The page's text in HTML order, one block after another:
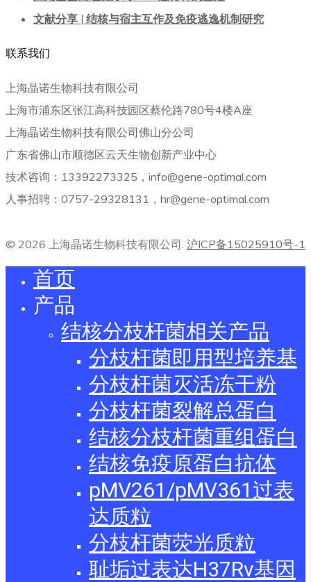
文献分享 | 结核与宿主互作及免疫逃逸机制研究
联系我们
上海晶诺生物科技有限公司
上海市浦东区张江高科技园区蔡伦路780号4楼A座
上海晶诺生物科技有限公司佛山分公司
广东省佛山市顺德区云天生物创新产业中心
技术咨询：13392273325，info@gene-optimal.com
人事招聘：0757-29328131，hr@gene-optimal.com
© 2026 上海晶诺生物科技有限公司. 沪ICP备15025910号-1
首页
产品
结核分枝杆菌相关产品
分枝杆菌即用型培养基
分枝杆菌灭活冻干粉
分枝杆菌裂解总蛋白
结核分枝杆菌重组蛋白
结核免疫原蛋白抗体
pMV261/pMV361过表
达质粒
分枝杆菌荧光质粒
耻垢过表达H37Rv基因